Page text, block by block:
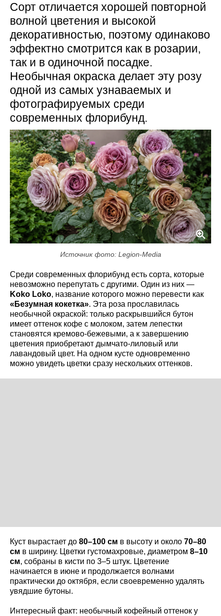
Сорт отличается хорошей повторной
волной цветения и высокой
декоративностью, поэтому одинаково
эффектно смотрится как в розарии,
так и в одиночной посадке.
Необычная окраска делает эту розу
одной из самых узнаваемых и
фотографируемых среди
современных флорибунд.
Источник фото: Legion-Media
Среди современных флорибунд есть сорта, которые
невозможно перепутать с другими. Один из них —
Koko Loko, название которого можно перевести как
«Безумная кокетка». Эта роза прославилась
необычной окраской: только раскрывшийся бутон
имеет оттенок кофе с молоком, затем лепестки
становятся кремово-бежевыми, а к завершению
цветения приобретают дымчато-лиловый или
лавандовый цвет. На одном кусте одновременно
можно увидеть цветки сразу нескольких оттенков.
Куст вырастает до 80–100 см в высоту и около 70–80
см в ширину. Цветки густомахровые, диаметром 8–10
см, собраны в кисти по 3–5 штук. Цветение
начинается в июне и продолжается волнами
практически до октября, если своевременно удалять
увядшие бутоны.
Интересный факт: необычный кофейный оттенок у